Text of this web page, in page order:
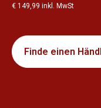
€ 149,99 inkl. MwSt
Finde einen